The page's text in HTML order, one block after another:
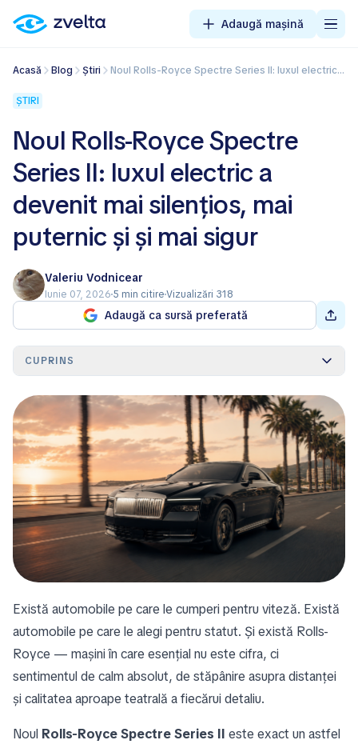
Adaugă mașină
Acasă Blog Știri Noul Rolls-Royce Spectre Series II: luxul electric a devenit mai silențios, mai puternic și și mai sigur
ȘTIRI
Noul Rolls-Royce Spectre
Series II: luxul electric a
devenit mai silențios, mai
puternic și și mai sigur
Valeriu Vodnicear
Iunie 07, 2026 5 min citireVizualizări 318
Adaugă ca sursă preferată
CUPRINS
Există automobile pe care le cumperi pentru viteză. Există
automobile pe care le alegi pentru statut. Și există Rolls-
Royce — mașini în care esențial nu este cifra, ci
sentimentul de calm absolut, de stăpânire asupra distanței
și calitatea aproape teatrală a fiecărui detaliu.
Noul Rolls-Royce Spectre Series II este exact un astfel